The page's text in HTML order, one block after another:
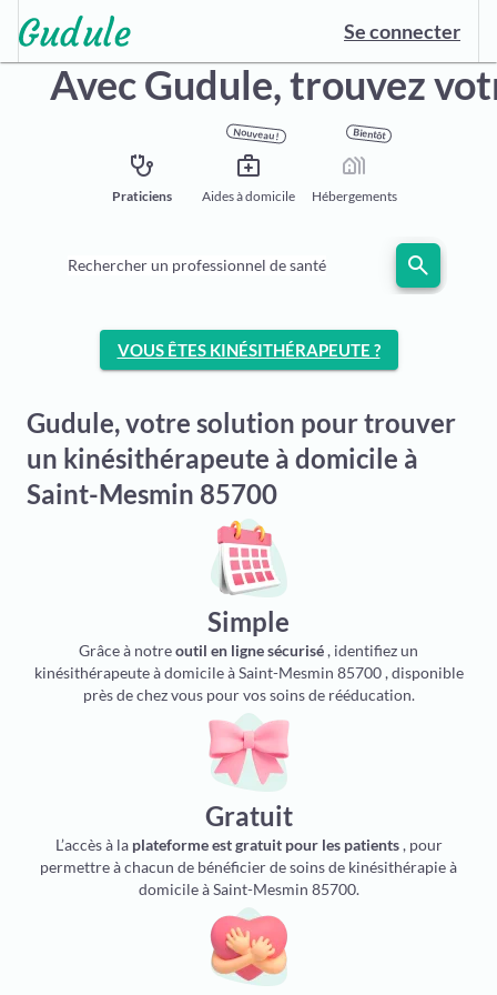
Se connecter
Avec Gudule,trouvez
stethoscope
Praticiens
Nouveau !
medical_services
Aides à domicile
Bientôt
holiday_village
Hébergements
Rechercher un professionnel de santé search
VOUS ÊTES KINÉSITHÉRAPEUTE ?
Gudule, votre solution pour trouver
un kinésithérapeute à domicile à
Saint-Mesmin 85700
Simple
Grâce à notreoutil en ligne sécurisé, identifiez un
kinésithérapeute à domicile à Saint-Mesmin 85700 , disponible
près de chez vous pour vos soins de rééducation.
Gratuit
L’accès à la plateforme est gratuit pour les patients, pour
permettre à chacun de bénéficier de soins de kinésithérapie à
domicile à Saint-Mesmin 85700.